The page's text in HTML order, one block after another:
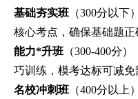
基础夯实班 （300分以下
核心考点，确保基础题正
能力*升班 （300-400分
巧训练，模考达标可减免
名校冲刺班 （400分以上